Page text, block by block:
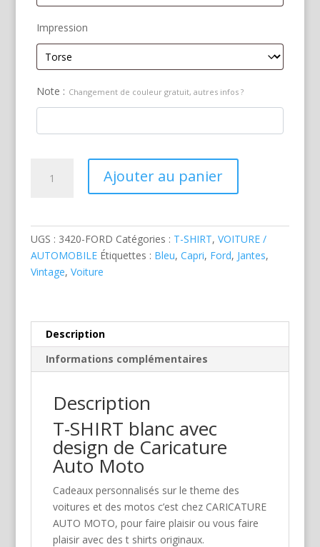
Impression
Note : Changement de couleur gratuit, autres infos ?
Ajouter au panier
UGS : 3420-FORD Catégories : T-SHIRT, VOITURE /
AUTOMOBILE Étiquettes : Bleu, Capri, Ford, Jantes,
Vintage, Voiture
Description
Informations complémentaires
Description
T-SHIRT blanc avec
design de Caricature
Auto Moto
Cadeaux personnalisés sur le theme des
voitures et des motos c’est chez CARICATURE
AUTO MOTO, pour faire plaisir ou vous faire
plaisir avec des t shirts originaux.